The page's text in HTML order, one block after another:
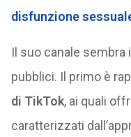
disfunzione
Il suo canale
pubblici. Il primo è
di TikTok, ai quali
caratterizzati